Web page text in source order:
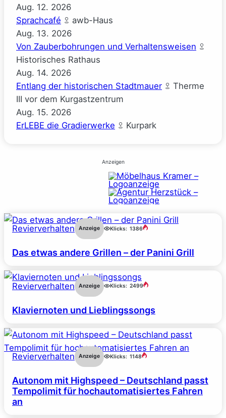
Aug. 12. 2026
Sprachcafé
awb-Haus
Aug. 13. 2026
Von Zauberbohrungen und Verhaltensweisen
Historisches Rathaus
Aug. 14. 2026
Entlang der historischen Stadtmauer
Therme
III vor dem Kurgastzentrum
Aug. 15. 2026
ErLEBE die Gradierwerke
Kurpark
Anzeigen
Revierverhalten Anzeige Klicks: 1386
Das etwas andere Grillen – der Panini Grill
Revierverhalten Anzeige Klicks: 2499
Klaviernoten und Lieblingssongs
Revierverhalten Anzeige Klicks: 1148
Autonom mit Highspeed – Deutschland passt
Tempolimit für hochautomatisiertes Fahren
an